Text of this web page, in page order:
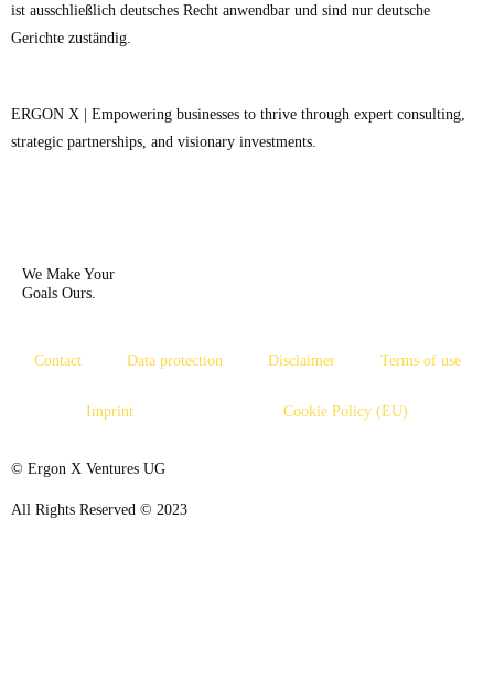
ist ausschließlich deutsches Recht anwendbar und sind nur deutsche
Gerichte zuständig.
ERGON X | Empowering businesses to thrive through expert consulting,
strategic partnerships, and visionary investments.
We Make Your
Goals Ours.
Contact Data protection Disclaimer Terms of use
Imprint Cookie Policy (EU)
© Ergon X Ventures UG
All Rights Reserved © 2023